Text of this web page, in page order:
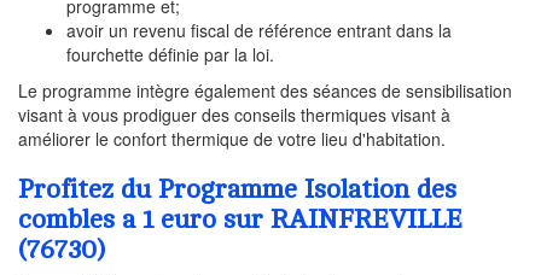
programme et;
avoir un revenu fiscal de référence entrant dans la
fourchette définie par la loi.
Le programme intègre également des séances de sensibilisation
visant à vous prodiguer des conseils thermiques visant à
améliorer le confort thermique de votre lieu d'habitation.
Profitez du Programme Isolation des
combles a 1 euro sur RAINFREVILLE
(76730)